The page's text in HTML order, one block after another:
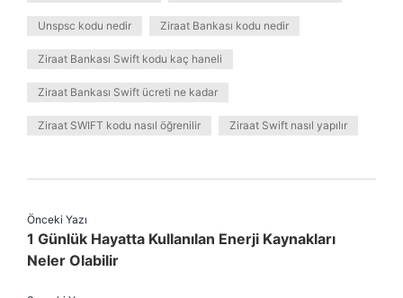
Unspsc kodu nedir Ziraat Bankası kodu nedir
Ziraat Bankası Swift kodu kaç haneli
Ziraat Bankası Swift ücreti ne kadar
Ziraat SWIFT kodu nasıl öğrenilir Ziraat Swift nasıl yapılır
Önceki Yazı
1 Günlük Hayatta Kullanılan Enerji Kaynakları
Neler Olabilir